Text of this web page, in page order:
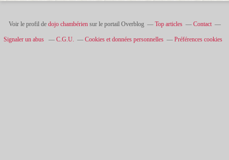
Voir le profil de dojo chambériensur le portail Overblog Top articles Contact
Signaler un abus C.G.U. Cookies et données personnelles Préférences cookies